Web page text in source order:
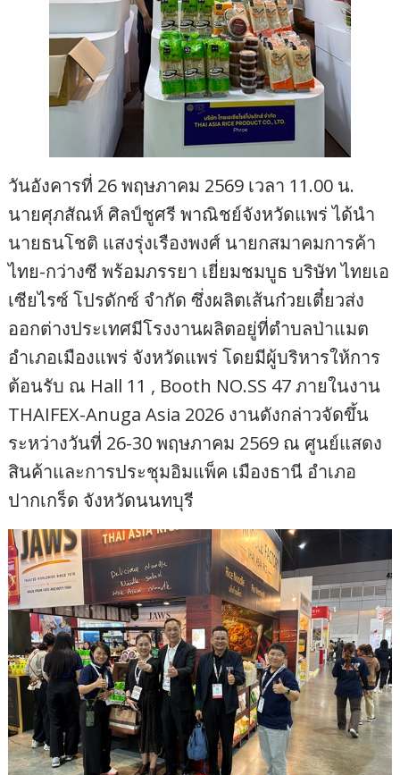
วันอังคารที่ 26 พฤษภาคม 2569 เวลา 11.00 น.
นายศุภสัณห์ ศิลป์ชูศรี พาณิชย์จังหวัดแพร่ ได้นำ
นายธนโชติ แสงรุ่งเรืองพงศ์ นายกสมาคมการค้า
ไทย-กว่างซี พร้อมภรรยา เยี่ยมชมบูธ บริษัท ไทยเอ
เซียไรซ์ โปรดักซ์ จำกัด ซึ่งผลิตเส้นก๋วยเตี๋ยวส่ง
ออกต่างประเทศมีโรงงานผลิตอยู่ที่ตำบลป่าแมต
อำเภอเมืองแพร่ จังหวัดแพร่ โดยมีผู้บริหารให้การ
ต้อนรับ ณ Hall 11 , Booth NO.SS 47 ภายในงาน
THAIFEX-Anuga Asia 2026 งานดังกล่าวจัดขึ้น
ระหว่างวันที่ 26-30 พฤษภาคม 2569 ณ ศูนย์แสดง
สินค้าและการประชุมอิมแพ็ค เมืองธานี อำเภอ
ปากเกร็ด จังหวัดนนทบุรี